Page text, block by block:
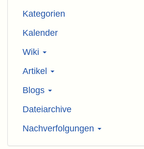
Kategorien
Kalender
Wiki
Artikel
Blogs
Dateiarchive
Nachverfolgungen